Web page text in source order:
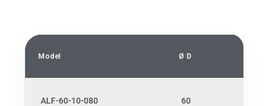
Model Ø D
ALF-60-10-080 60